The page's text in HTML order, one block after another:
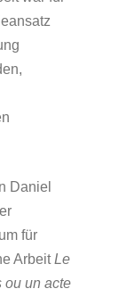
Daniel
für
ArbeitLe
ou un acte